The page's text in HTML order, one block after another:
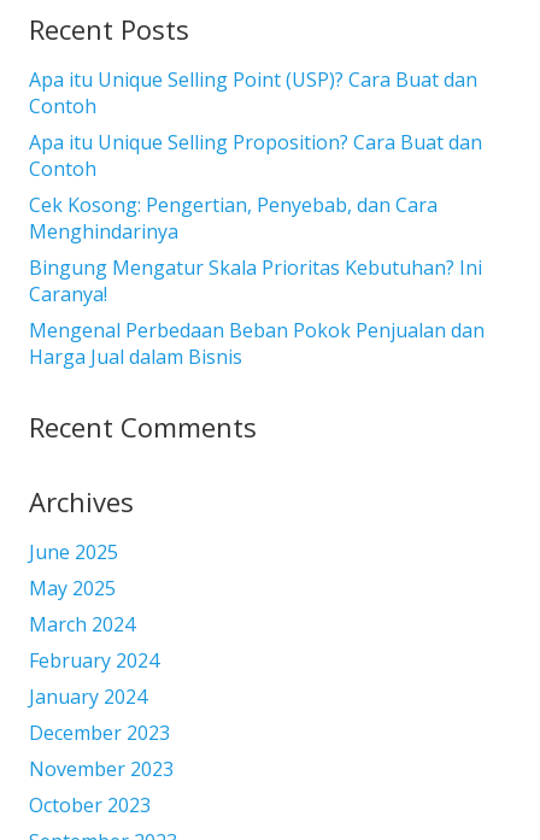
Recent Posts
Apa itu Unique Selling Point (USP)? Cara Buat dan
Contoh
Apa itu Unique Selling Proposition? Cara Buat dan
Contoh
Cek Kosong: Pengertian, Penyebab, dan Cara
Menghindarinya
Bingung Mengatur Skala Prioritas Kebutuhan? Ini
Caranya!
Mengenal Perbedaan Beban Pokok Penjualan dan
Harga Jual dalam Bisnis
Recent Comments
Archives
June 2025
May 2025
March 2024
February 2024
January 2024
December 2023
November 2023
October 2023